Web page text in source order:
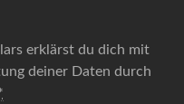
erklärst du dich mit
deiner Daten durch